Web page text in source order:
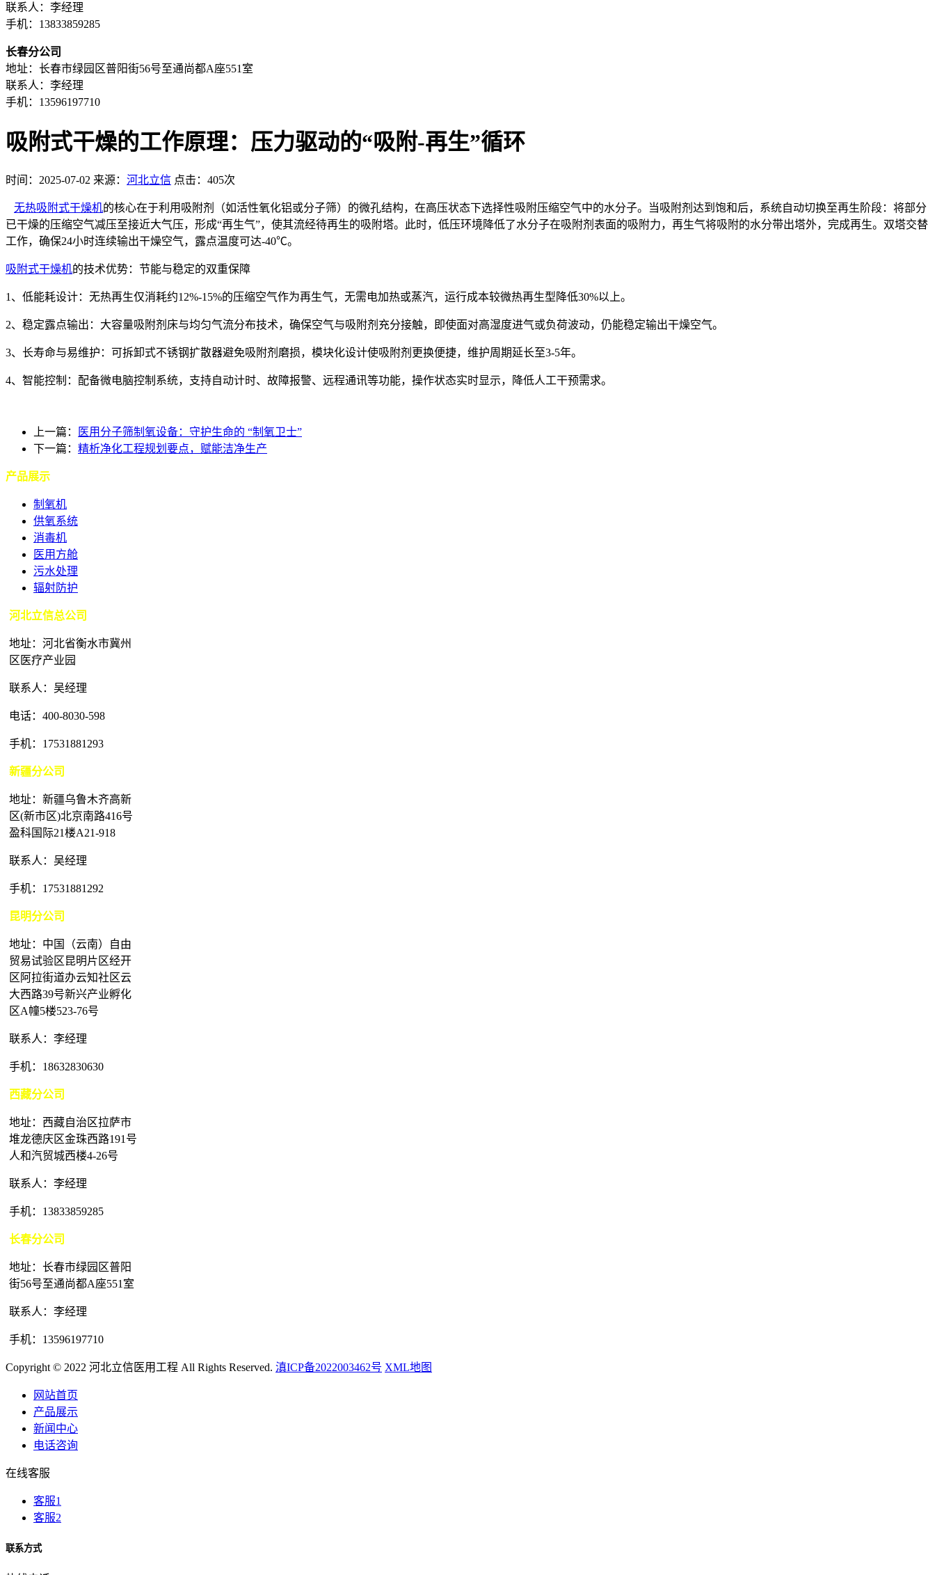
联系人：李经理
手机：13833859285
长春分公司
地址：长春市绿园区普阳街56号至通尚都A座551室
联系人：李经理
手机：13596197710
吸附式干燥的工作原理：压力驱动的“吸附-再生”循环
时间：2025-07-02 来源： 河北立信 点击：405次
无热吸附式干燥机的核心在于利用吸附剂（如活性氧化铝或分子筛）的微孔结构，在高压状态下选择性吸附压缩空气中的水分子。当吸附剂达到饱和后，系统自动切换至再生阶段：将部分
已干燥的压缩空气减压至接近大气压，形成“再生气”，使其流经待再生的吸附塔。此时，低压环境降低了水分子在吸附剂表面的吸附力，再生气将吸附的水分带出塔外，完成再生。双塔交替
工作，确保24小时连续输出干燥空气，露点温度可达-40℃。
吸附式干燥机的技术优势：节能与稳定的双重保障
1、低能耗设计：无热再生仅消耗约12%-15%的压缩空气作为再生气，无需电加热或蒸汽，运行成本较微热再生型降低30%以上。
2、稳定露点输出：大容量吸附剂床与均匀气流分布技术，确保空气与吸附剂充分接触，即使面对高湿度进气或负荷波动，仍能稳定输出干燥空气。
3、长寿命与易维护：可拆卸式不锈钢扩散器避免吸附剂磨损，模块化设计使吸附剂更换便捷，维护周期延长至3-5年。
4、智能控制：配备微电脑控制系统，支持自动计时、故障报警、远程通讯等功能，操作状态实时显示，降低人工干预需求。
上一篇：
医用分子筛制氧设备：守护生命的 “制氧卫士”​
下一篇： 精析净化工程规划要点，赋能洁净生产
产品展示
制氧机
供氧系统
消毒机
医用方舱
污水处理
辐射防护
河北立信总公司
地址：河北省衡水市冀州
区医疗产业园
联系人：吴经理
电话：400-8030-598
手机：17531881293
新疆分公司
地址：新疆乌鲁木齐高新
区(新市区)北京南路416号
盈科国际21楼A21-918
联系人：吴经理
手机：17531881292
昆明分公司
地址：中国（云南）自由
贸易试验区昆明片区经开
区阿拉街道办云知社区云
大西路39号新兴产业孵化
区A幢5楼523-76号
联系人：李经理
手机：18632830630
西藏分公司
地址：西藏自治区拉萨市
堆龙德庆区金珠西路191号
人和汽贸城西楼4-26号
联系人：李经理
手机：13833859285
长春分公司
地址：长春市绿园区普阳
街56号至通尚都A座551室
联系人：李经理
手机：13596197710
Copyright © 2022 河北立信医用工程 All Rights Reserved. 滇ICP备2022003462号 XML地图
网站首页
产品展示
新闻中心
电话咨询
在线客服
客服1
客服2
联系方式